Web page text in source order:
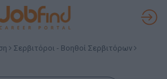
Σερβιτόροι - Βοηθοί Σερβιτόρων